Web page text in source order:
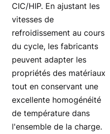
CIC/HIP. En ajustant les
vitesses de
refroidissement au cours
du cycle, les fabricants
peuvent adapter les
propriétés des matériaux
tout en conservant une
excellente homogénéité
de température dans
l'ensemble de la charge.